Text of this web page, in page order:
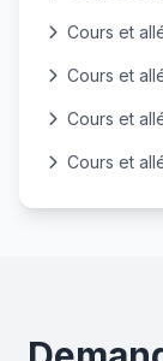
Cours et
Cours et
Cours et
Cours et